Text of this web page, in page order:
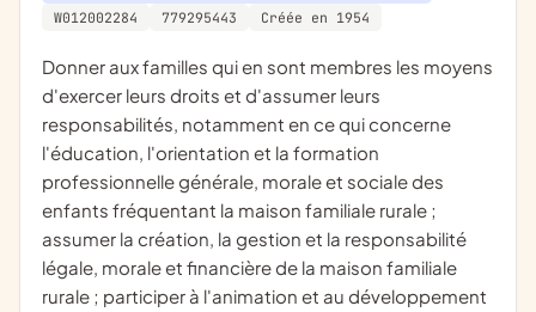
W012002284
779295443 Créée en 1954
donner aux familles qui en sont membres les moyens
d'exercer leurs droits et d'assumer leurs
responsabilités, notamment en ce qui concerne
l'éducation, l'orientation et la formation
professionnelle générale, morale et sociale des
enfants fréquentant la maison familiale rurale ;
assumer la création, la gestion et la responsabilité
légale, morale et financière de la maison familiale
rurale ; participer à l'animation et au développement